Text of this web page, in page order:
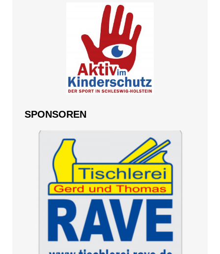
SPONSOREN